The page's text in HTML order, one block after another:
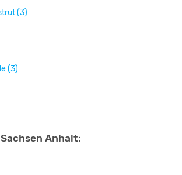
(3)
(3)
Anhalt: